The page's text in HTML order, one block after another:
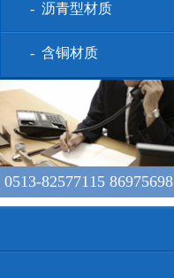
- 沥青型材质
- 含铜材质
0513-82577115 86975698